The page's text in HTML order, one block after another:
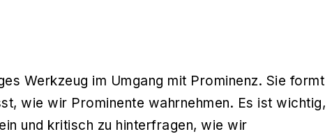
Werkzeug im Umgang mit Prominenz. Sie formt
wie wir Prominente wahrnehmen. Es ist wichtig,
und kritisch zu hinterfragen, wie wir